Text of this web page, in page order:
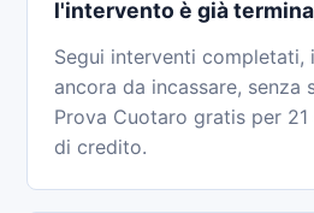
l'intervento è già
Segui interventi completati,
ancora da incassare, senza
Prova Cuotaro gratis per
di credito.